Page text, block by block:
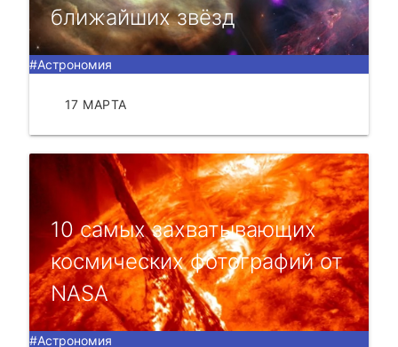
ближайших звёзд
#Астрономия
17 МАРТА
10 cамыx заxватывающиx
коcмичеcкиx фотогpафий от
NASA
#Астрономия